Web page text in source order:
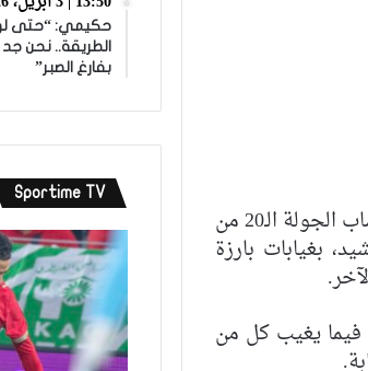
لحساب الجولة الـ20 من
بغيابات بارزة
لخدمات مدافعه بدر بانون لجمعه 4 إنذارات، فيما يغيب كل من
حكيمي: “حتى لو
الطريقة.. نحن
بفارغ الصبر”
Sportime TV